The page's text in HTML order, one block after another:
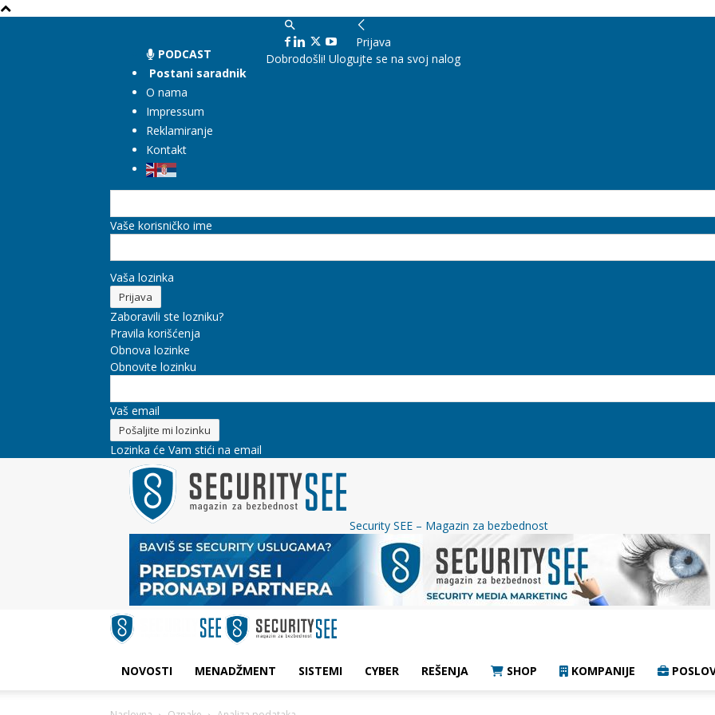
PODCAST
Postani saradnik
O nama
Impressum
Reklamiranje
Kontakt
Prijava
Dobrodošli! Ulogujte se na svoj nalog
Vaše korisničko ime
Vaša lozinka
Zaboravili ste lozniku?
Pravila korišćenja
Obnova lozinke
Obnovite lozinku
Vaš email
Lozinka će Vam stići na email
Security SEE – Magazin za bezbednost
NOVOSTI MENADŽMENT SISTEMI CYBER REŠENJA SHOP KOMPANIJE